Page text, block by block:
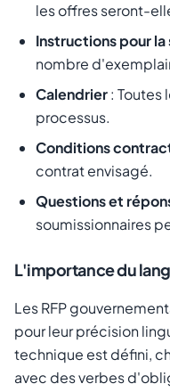
les offres seront-
Instructions pour la
nombre
Calendrier: Toutes
processus.
Conditions
contrat envisagé.
Questions et
soumissionnaires
L'importance du
Les RFP
pour leur précision
technique est défini,
avec des verbes